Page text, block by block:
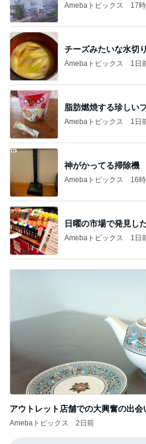
Amebaトピックス 17
チーズみたいな水切
Amebaトピックス 1日
脂肪燃焼する珍しい
Amebaトピックス 1日
神がかってる掃除機
Amebaトピックス 16
日曜の市場で発見し
Amebaトピックス 1日
アウトレット店舗での大興奮の出会
Amebaトピックス 2日前